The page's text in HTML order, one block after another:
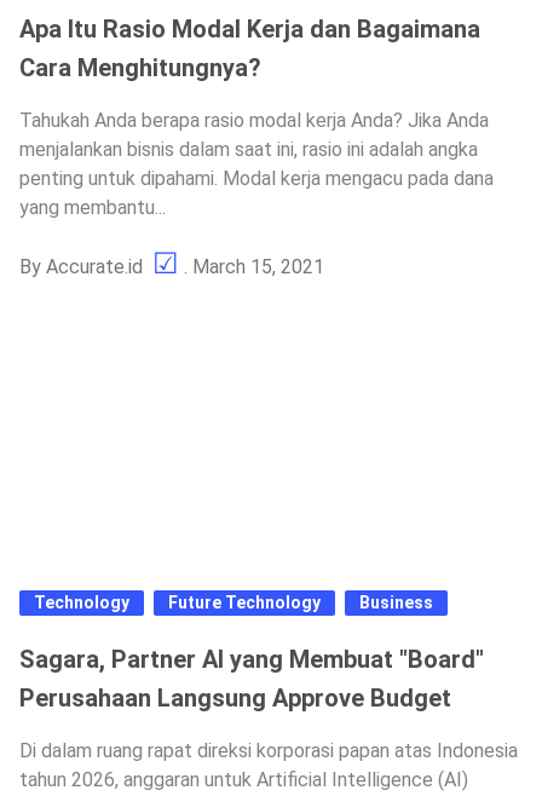
Apa Itu Rasio Modal Kerja dan Bagaimana
Cara Menghitungnya?
Tahukah Anda berapa rasio modal kerja Anda? Jika Anda
menjalankan bisnis dalam saat ini, rasio ini adalah angka
penting untuk dipahami. Modal kerja mengacu pada dana
yang membantu...
By Accurate.id . March 15, 2021
Technology Future Technology Business
Sagara, Partner AI yang Membuat "Board"
Perusahaan Langsung Approve Budget
Di dalam ruang rapat direksi korporasi papan atas Indonesia
tahun 2026, anggaran untuk Artificial Intelligence (AI)